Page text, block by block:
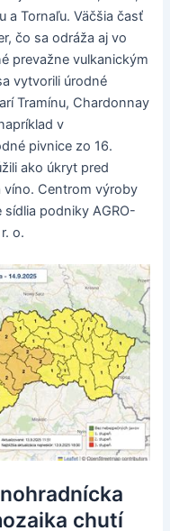
a Tornaľu. Väčšia časť
čo sa odráža aj vo
prevažne vulkanickým
vytvorili úrodné
Tramínu, Chardonnay
v
pivnice zo 16.
ako úkryt pred
víno. Centrom výroby
podniky AGRO-
o.
chutí